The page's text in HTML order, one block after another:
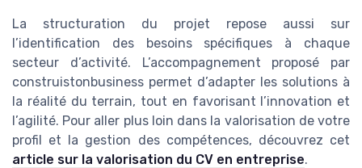
La structuration du projet repose aussi sur
l’identification des besoins spécifiques à chaque
secteur d’activité. L’accompagnement proposé par
construistonbusiness permet d’adapter les solutions à
la réalité du terrain, tout en favorisant l’innovation et
l’agilité. Pour aller plus loin dans la valorisation de votre
profil et la gestion des compétences, découvrez cet
article sur la valorisation du CV en entreprise.